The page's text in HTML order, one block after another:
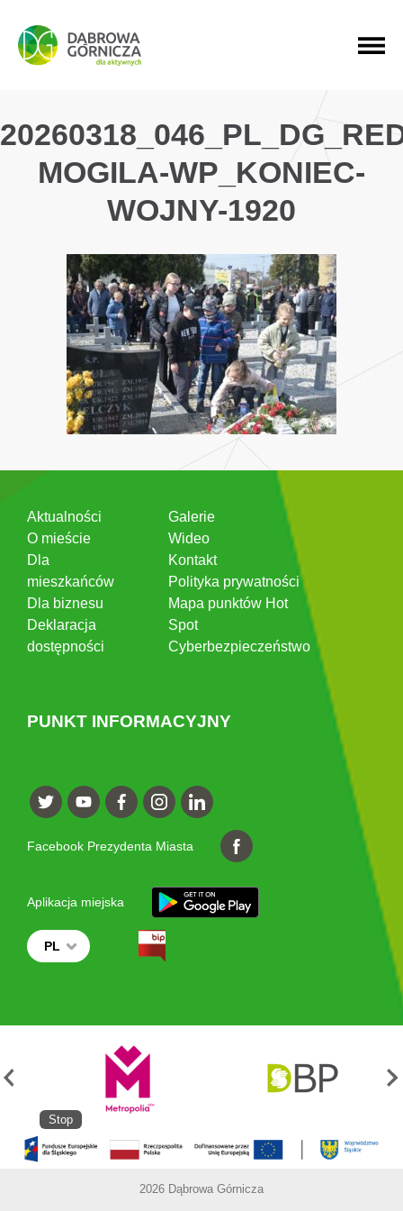
PRZEJDŹ DO MENU GŁÓWNEGO
PRZEJDŹ DO WYSZUKIWARKI
PRZEJDŹ DO TREŚCI
MOGILA-WP_KONIEC-
WOJNY-1920
Aktualności
O mieście
Dla
mieszkańców
Dla biznesu
Deklaracja
dostępności
Galerie
Wideo
Kontakt
Polityka prywatności
Mapa punktów Hot
Spot
Cyberbezpieczeństwo
PUNKT INFORMACYJNY
Facebook Prezydenta Miasta
Aplikacja miejska
PL
Stop
2026 Dąbrowa Górnicza